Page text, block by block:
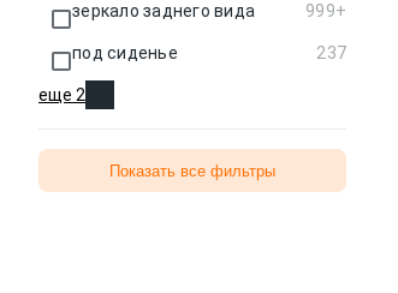
зеркало заднего вида 999+
под сиденье 237
еще 2
Показать все фильтры